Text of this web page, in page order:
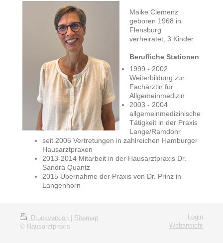
Maike Clemenz
geboren 1968 in
Flensburg
verheiratet, 3 Kinder
Berufliche Stationen
1999 - 2002
Weiterbildung zur
Fachärztin für
Allgemeinmedizin
2003 - 2004
allgemeinmedizinische
Tätigkeit in der Praxis
Lange/Ramdohr
seit 2005 Vertretungen in zahlreichen Hamburger
Hausarztpraxen
2013-2014 Mitarbeit in der Hausarztpraxis Dr.
Sandra Quantz
2015 Übernahme der Praxis von Dr. Prinz in
Langenhorn
Druckversion
Sitemap
© Hausarztpraxis
Login
Webansicht